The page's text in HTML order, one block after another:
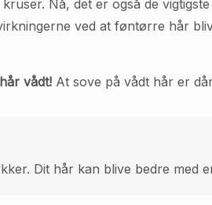
Nå, det er også de
ved at føntørre hår
vådt! At sove på vådt hår er
Dit hår kan blive bedre med